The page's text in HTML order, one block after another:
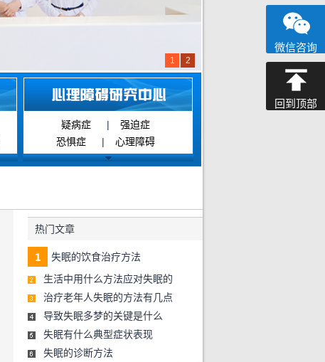
1 2
疑病症 |
强迫症
恐惧症
| 心理障碍
热门文章
失眠的饮食治疗方法
生活中用什么方法应对失眠的
治疗老年人失眠的方法有几点
导致失眠多梦的关键是什么
失眠有什么典型症状表现
失眠的诊断方法
微信咨询
回到顶部